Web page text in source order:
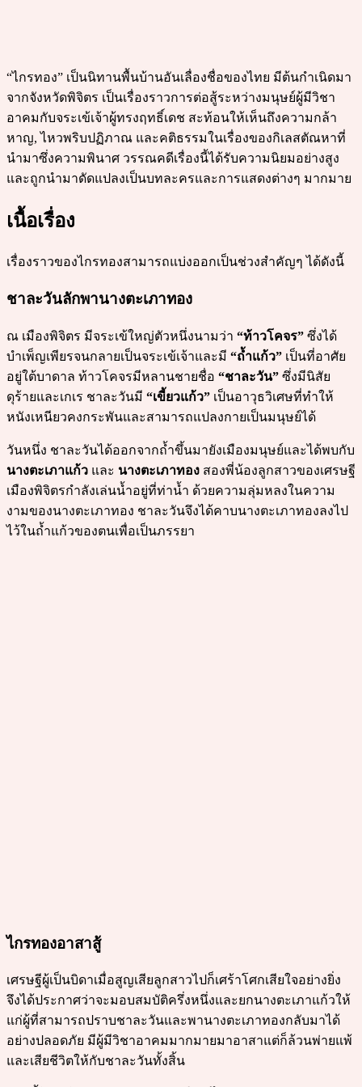
“ไกรทอง” เป็นนิทานพื้นบ้านอันเลื่องชื่อของไทย มีต้นกำเนิดมา
จากจังหวัดพิจิตร เป็นเรื่องราวการต่อสู้ระหว่างมนุษย์ผู้มีวิชา
อาคมกับจระเข้เจ้าผู้ทรงฤทธิ์เดช สะท้อนให้เห็นถึงความกล้า
หาญ, ไหวพริบปฏิภาณ และคติธรรมในเรื่องของกิเลสตัณหาที่
นำมาซึ่งความพินาศ วรรณคดีเรื่องนี้ได้รับความนิยมอย่างสูง
และถูกนำมาดัดแปลงเป็นบทละครและการแสดงต่างๆ มากมาย
เนื้อเรื่อง
เรื่องราวของไกรทองสามารถแบ่งออกเป็นช่วงสำคัญๆ ได้ดังนี้
ชาละวันลักพานางตะเภาทอง
ณ เมืองพิจิตร มีจระเข้ใหญ่ตัวหนึ่งนามว่า “ท้าวโคจร” ซึ่งได้
บำเพ็ญเพียรจนกลายเป็นจระเข้เจ้าและมี “ถ้ำแก้ว” เป็นที่อาศัย
อยู่ใต้บาดาล ท้าวโคจรมีหลานชายชื่อ “ชาละวัน” ซึ่งมีนิสัย
ดุร้ายและเกเร ชาละวันมี “เขี้ยวแก้ว” เป็นอาวุธวิเศษที่ทำให้
หนังเหนียวคงกระพันและสามารถแปลงกายเป็นมนุษย์ได้
วันหนึ่ง ชาละวันได้ออกจากถ้ำขึ้นมายังเมืองมนุษย์และได้พบกับ
นางตะเภาแก้ว และ นางตะเภาทอง สองพี่น้องลูกสาวของเศรษฐี
เมืองพิจิตรกำลังเล่นน้ำอยู่ที่ท่าน้ำ ด้วยความลุ่มหลงในความ
งามของนางตะเภาทอง ชาละวันจึงได้คาบนางตะเภาทองลงไป
ไว้ในถ้ำแก้วของตนเพื่อเป็นภรรยา
ไกรทองอาสาสู้
เศรษฐีผู้เป็นบิดาเมื่อสูญเสียลูกสาวไปก็เศร้าโศกเสียใจอย่างยิ่ง
จึงได้ประกาศว่าจะมอบสมบัติครึ่งหนึ่งและยกนางตะเภาแก้วให้
แก่ผู้ที่สามารถปราบชาละวันและพานางตะเภาทองกลับมาได้
อย่างปลอดภัย มีผู้มีวิชาอาคมมากมายมาอาสาแต่ก็ล้วนพ่ายแพ้
และเสียชีวิตให้กับชาละวันทั้งสิ้น